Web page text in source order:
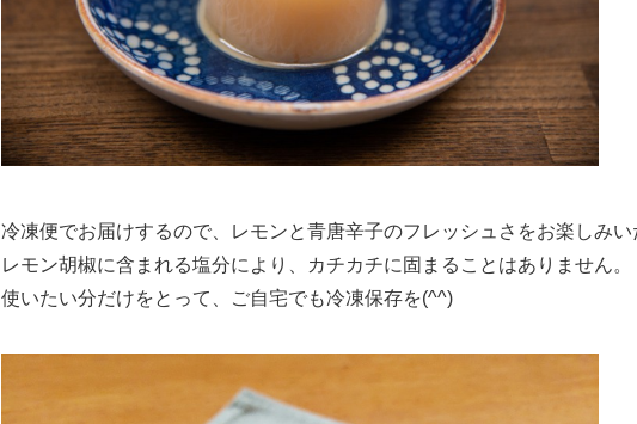
冷凍便でお届けするので、レモンと青唐辛子のフレッシュさをお楽しみい
レモン胡椒に含まれる塩分により、カチカチに固まることはありません。
使いたい分だけをとって、ご自宅でも冷凍保存を(^^)